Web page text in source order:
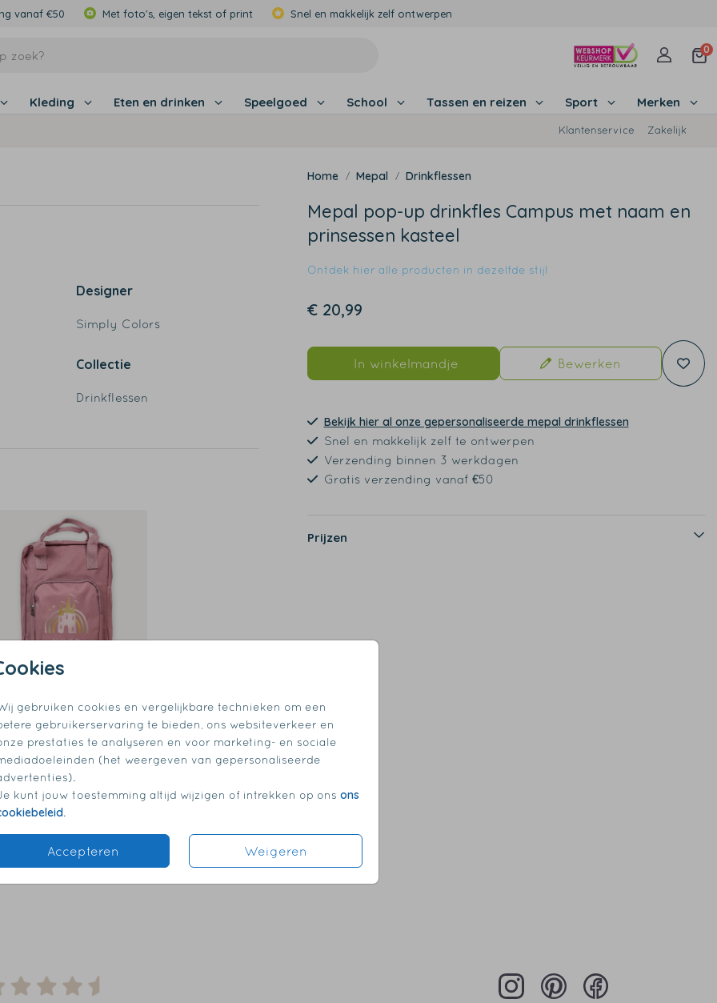
vanaf €50 Met foto's, eigen tekst of print Snel en makkelijk zelf ontwerpen
0
Kleding Eten en drinken Speelgoed School Tassen en reizen Sport Merken
Klantenservice Zakelijk
gebruiken cookies en vergelijkbare technieken om een
gebruikerservaring te bieden, ons websiteverkeer en
prestaties te analyseren en voor marketing- en sociale
(het weergeven van gepersonaliseerde
kunt jouw toestemming altijd wijzigen of intrekken op ons ons
.
Accepteren Weigeren
Designer
Simply Colors
Collectie
Drinkflessen
Mepal Drinkflessen
Mepal pop-up drinkfles Campus met naam en
prinsessen kasteel
Ontdek hier alle producten in dezelfde stijl
€ 20,99
In winkelmandje Bewerken
Bekijk hier al onze gepersonaliseerde mepal drinkflessen
Snel en makkelijk zelf te ontwerpen
Verzending binnen 3 werkdagen
Gratis verzending vanaf €50
Prijzen